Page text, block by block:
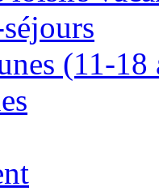
(11-18